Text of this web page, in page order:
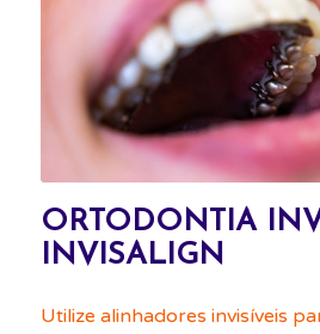
ORTODONTIA
INVISALIGN
Utilize alinhadores invisíveis